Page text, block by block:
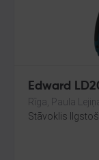
Edward
Rīga, Paula
Stāvoklis